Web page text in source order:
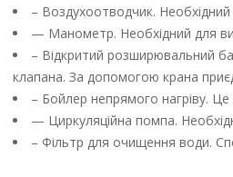
– Воздухоотводчик.
— Манометр. Необхідний для
– Відкритий розширювальний
клапана. За допомогою крана
– Бойлер непрямого нагріву.
— Циркуляційна помпа.
– Фільтр для очищення води.